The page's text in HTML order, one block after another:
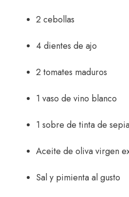
2 cebollas
4 dientes de ajo
2 tomates maduros
1 vaso de vino blanco
1 sobre de tinta de
Aceite de oliva virgen
Sal y pimienta al gusto